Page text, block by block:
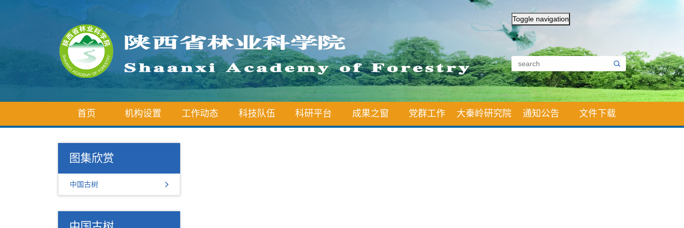
Toggle navigation
首页 机构设置 工作动态 科技队伍 科研平台 成果之窗 党群工作 大秦岭研究院 通知公告 文件下载
图集欣赏
中国古树